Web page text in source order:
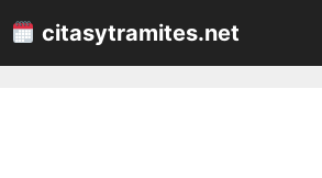
al
contenido
citasytramites.net